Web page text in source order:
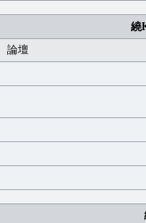
繞
論壇